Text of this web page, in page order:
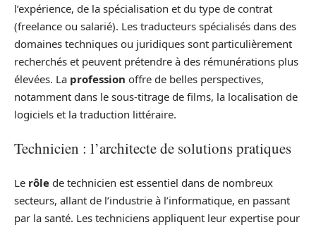
l’expérience, de la spécialisation et du type de contrat
(freelance ou salarié). Les traducteurs spécialisés dans des
domaines techniques ou juridiques sont particulièrement
recherchés et peuvent prétendre à des rémunérations plus
élevées. La profession offre de belles perspectives,
notamment dans le sous-titrage de films, la localisation de
logiciels et la traduction littéraire.
Technicien : l’architecte de solutions pratiques
Le rôle de technicien est essentiel dans de nombreux
secteurs, allant de l’industrie à l’informatique, en passant
par la santé. Les techniciens appliquent leur expertise pour